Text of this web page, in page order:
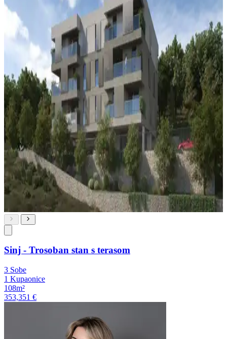
Sinj - Trosoban stan s terasom
3 Sobe
1 Kupaonice
108m²
353,351 €